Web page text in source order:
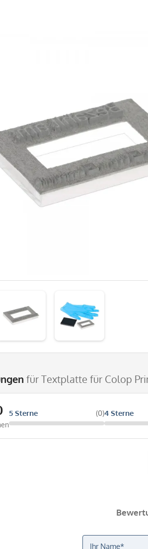
für Textplatte für Colop
5 Sterne (0)4 Sterne